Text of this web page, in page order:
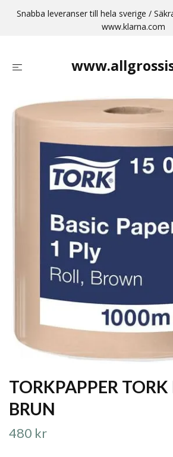
Snabba leveranser till hela sverige /
www.klarna.com
TORKPAPPER
BRUN
480 kr